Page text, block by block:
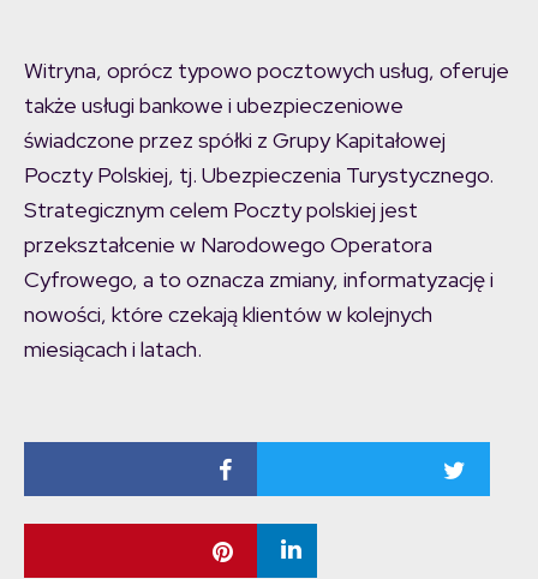
Witryna, oprócz typowo pocztowych usług, oferuje
także usługi bankowe i ubezpieczeniowe
świadczone przez spółki z Grupy Kapitałowej
Poczty Polskiej, tj. Ubezpieczenia Turystycznego.
Strategicznym celem Poczty polskiej jest
przekształcenie w Narodowego Operatora
Cyfrowego, a to oznacza zmiany, informatyzację i
nowości, które czekają klientów w kolejnych
miesiącach i latach.